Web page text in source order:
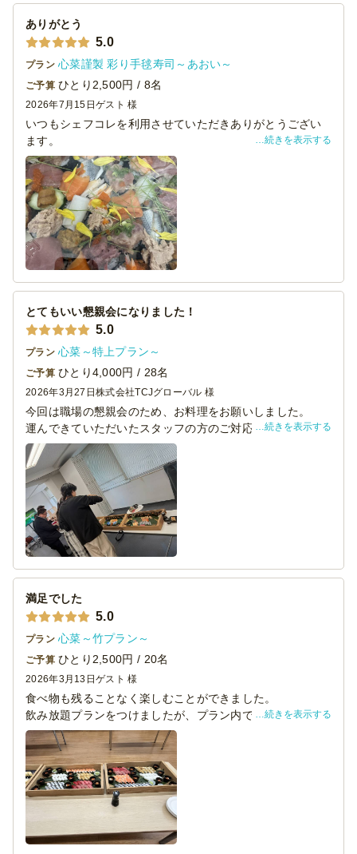
ありがとう
5.0
プラン 心菜謹製 彩り手毬寿司～あおい～
ご予算 ひとり2,500円 / 8名
2026年7月15日 ゲスト 様
いつもシェフコレを利用させていただきありがとうござい
ます。
本日は懇親会にて、貴店をご利用させていただきました。
料理の見た目は素晴らしく、大変満足しております。
機会がございましたら、ぜひご利用させていただきます。
続きを表示する
とてもいい懇親会になりました！
5.0
プラン 心菜～特上プラン～
ご予算 ひとり4,000円 / 28名
2026年3月27日 株式会社TCJグローバル 様
今回は職場の懇親会のため、お料理をお願いしました。
運んできていただいたスタッフの方のご対応も丁寧でレイ
アウトもきれいにセッティングしていただきました。
お料理もお寿司を中心にローストビーフやお魚料理もおい
しくいただき、
とてもいい懇親会になりました。またお願いしたいと思い
ます。ありがとうございました。
続きを表示する
満足でした
5.0
プラン 心菜～竹プラン～
ご予算 ひとり2,500円 / 20名
2026年3月13日 ゲスト 様
食べ物も残ることなく楽しむことができました。
飲み放題プランをつけましたが、プラン内でご用意頂いた
日本酒が好評だったようです。
また是非お願いしたいと思うプラン内容でした。
続きを表示する